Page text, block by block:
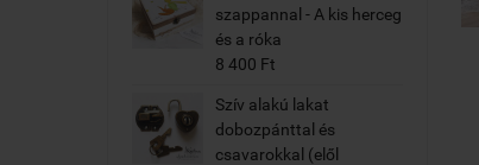
szappannal - A kis herceg
és a róka
8 400 Ft
Szív alakú lakat
dobozpánttal és
csavarokkal (elől